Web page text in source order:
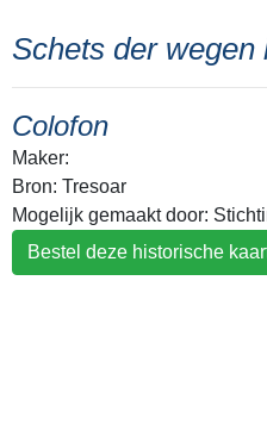
Schets der
Colofon
Maker:
Bron: Tresoar
Mogelijk gemaakt door:
Bestel deze historische